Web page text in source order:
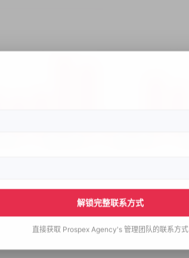
解锁完整联系方式
直接获取 Prospex Agency's 管理团队的联系方式